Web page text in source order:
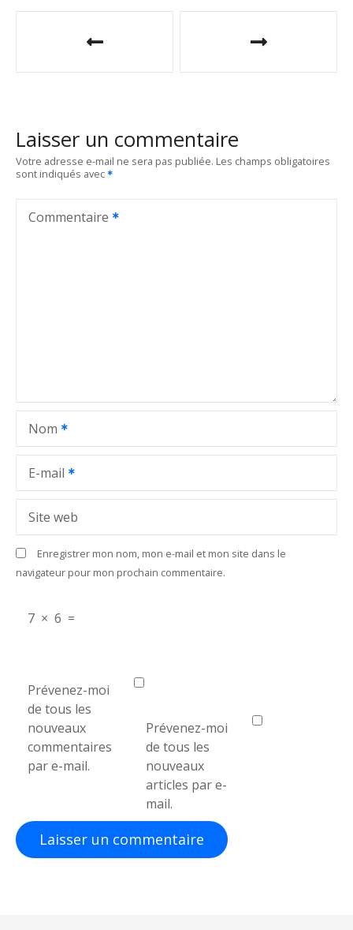
g
a
t
i
Laisser un commentaire
Votre adresse e-mail ne sera pas publiée. Les champs obligatoires
sont indiqués avec
Commentaire
Nom
E-mail
Site web
Enregistrer mon nom, mon e-mail et mon site dans le
navigateur pour mon prochain commentaire.
7 × 6 =
Prévenez-moi
de tous les
nouveaux
commentaires
par e-mail.
Prévenez-moi
de tous les
nouveaux
articles par e-
mail.